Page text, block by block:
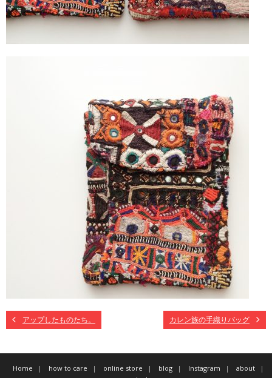
アップしたものたち。 カレン族の手織りバッグ
Home how to care online store blog Instagram
about